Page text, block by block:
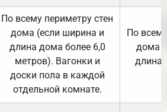
По всему периметру стен
дома (если ширина и
длина дома более 6,0
метров). Вагонки и
доски пола в каждой
отдельной комнате.
По
дома
длина